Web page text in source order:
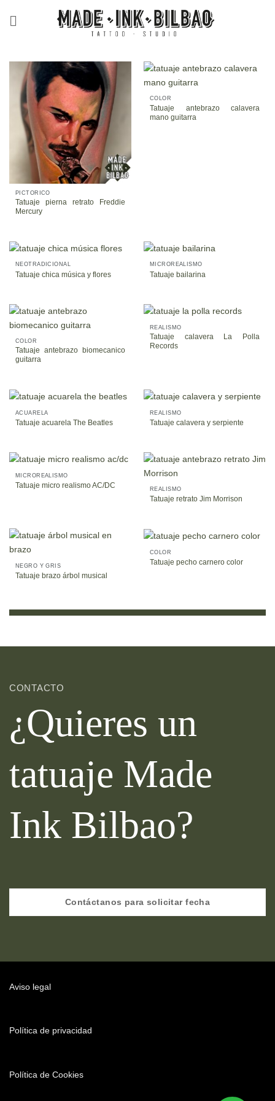
PICTÓRICO
Tatuaje pierna retrato Freddie
Mercury
COLOR
Tatuaje antebrazo calavera
mano guitarra
NEOTRADICIONAL
Tatuaje chica música y flores
MICROREALISMO
Tatuaje bailarina
COLOR
Tatuaje antebrazo biomecanico
guitarra
REALISMO
Tatuaje calavera La Polla
Records
ACUARELA
Tatuaje acuarela The Beatles
REALISMO
Tatuaje calavera y serpiente
MICROREALISMO
Tatuaje micro realismo AC/DC REALISMO
Tatuaje retrato Jim Morrison
NEGRO Y GRIS
Tatuaje brazo árbol musical
COLOR
Tatuaje pecho carnero color
CONTACTO
¿Quieres un
tatuaje Made
Ink Bilbao?
Contáctanos para solicitar fecha
Aviso legal
Política de privacidad
Política de Cookies